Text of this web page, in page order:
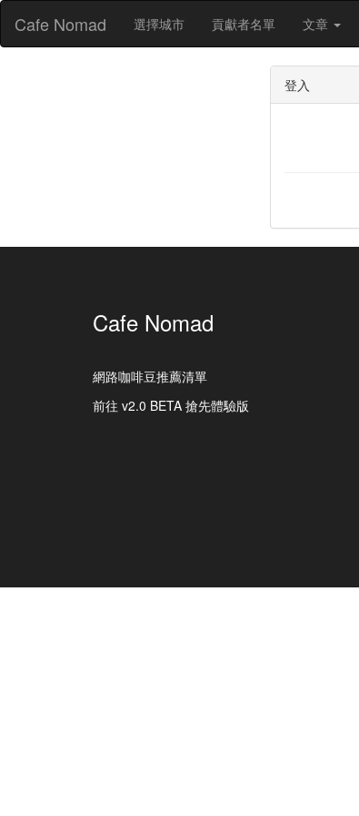
Cafe Nomad 選擇城市 貢獻者名單 文章
登入
Cafe Nomad
網路咖啡豆推薦清單
前往 v2.0 BETA 搶先體驗版